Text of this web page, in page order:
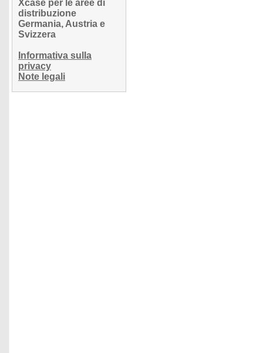
Xcase per le aree di
distribuzione
Germania, Austria e
Svizzera
Informativa sulla
privacy
Note legali